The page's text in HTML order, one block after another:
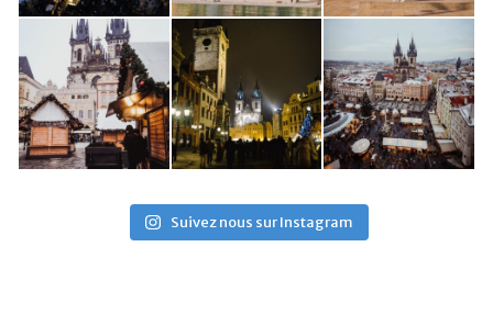
Suivez nous sur Instagram